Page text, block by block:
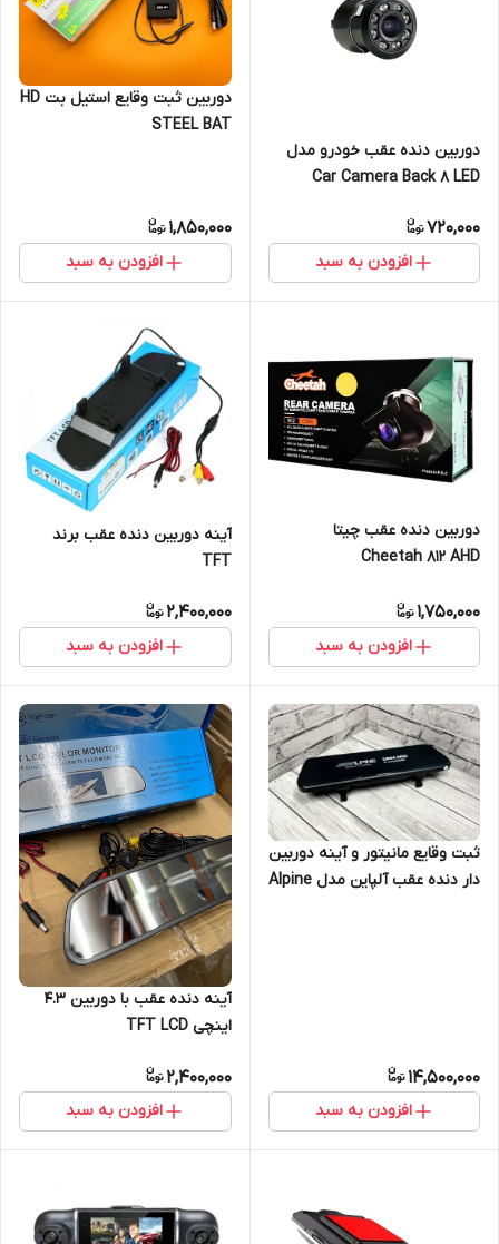
دوربین دنده عقب خودرو مدل
Car Camera Back 8 LED
720,000
افزودن به سبد
دوربین ثبت وقایع استیل بت HD
STEEL BAT
1,850,000
افزودن به سبد
دوربین دنده عقب چیتا
Cheetah 812 AHD
1,750,000
افزودن به سبد
آینه دوربین دنده عقب برند
TFT
2,400,000
افزودن به سبد
ثبت وقایع مانیتور و آینه دوربین
دار دنده عقب آلپاین مدل Alpine
14,500,000
افزودن به سبد
آینه دنده عقب با دوربین 4.3
اینچی TFT LCD
2,400,000
افزودن به سبد